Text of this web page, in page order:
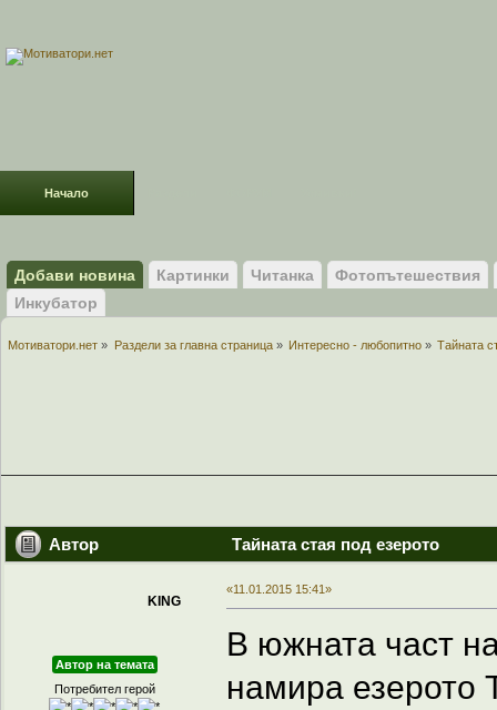
Начало
Добави новина Картинки Читанка
Фотопътешествия
Инкубатор
Мотиватори.нет » Раздели за главна страница» Интересно - любопитно» Тайната
Автор Тайната стая под езерото
KING
Автор на темата
Потребител герой
«11.01.2015 15:41»
В южната част
намира езерото